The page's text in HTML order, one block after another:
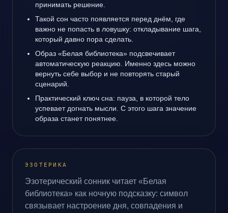
принимать решение.
Такой сон часто появляется перед днём, где
важно не попасть в ловушку: откладывание шага,
который давно пора сделать.
Образ «Белая библиотека» подсвечивает
автоматическую реакцию. Именно здесь можно
вернуть себе выбор и не повторять старый
сценарий.
Практический ключ сна: пауза, в которой тело
успевает догнать мысли. С этого шага значение
образа станет понятнее.
ЭЗОТЕРИКА
Эзотерический сонник читает «Белая
библиотека» как ночную подсказку: символ
связывает настроение дня, совпадения и